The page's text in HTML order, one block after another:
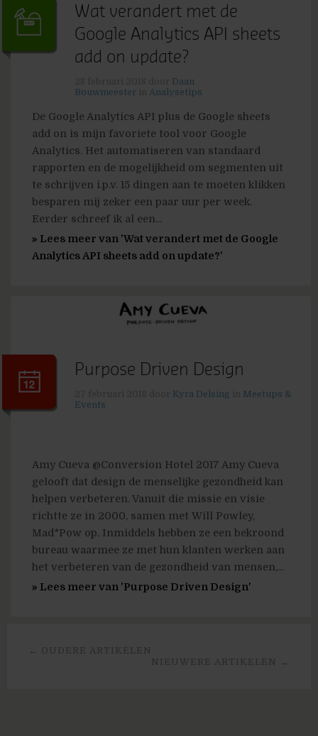
Wat verandert met de
Google Analytics API sheets
add on update?
Daan
Bouwmeester
Analysetips
De Google Analytics API plus de Google sheets
add on is mijn favoriete tool voor Google
Analytics. Het automatiseren van standaard
rapporten en de mogelijkheid om segmenten uit
te schrijven i.p.v. 15 dingen aan te moeten klikken
besparen mij zeker een paar uur per week.
Eerder schreef ik al een...
» Lees meer van 'Wat verandert met de Google
Analytics API sheets add on update?'
Purpose Driven Design
Kyra Delsing
Meetups &
Events
Amy Cueva @Conversion Hotel 2017 Amy Cueva
gelooft dat design de menselijke gezondheid kan
helpen verbeteren. Vanuit die missie en visie
richtte ze in 2000, samen met Will Powley,
Mad*Pow op. Inmiddels hebben ze een bekroond
bureau waarmee ze met hun klanten werken aan
het verbeteren van de gezondheid van mensen,...
» Lees meer van 'Purpose Driven Design'
← OUDERE ARTIKELEN
NIEUWERE ARTIKELEN →